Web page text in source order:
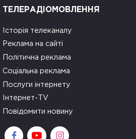
ТЕЛЕРАДІОМОВЛЕННЯ
Історія телеканалу
Реклама на сайті
Політична реклама
Соціальна реклама
Послуги інтернету
Інтернет-TV
Повідомити новину